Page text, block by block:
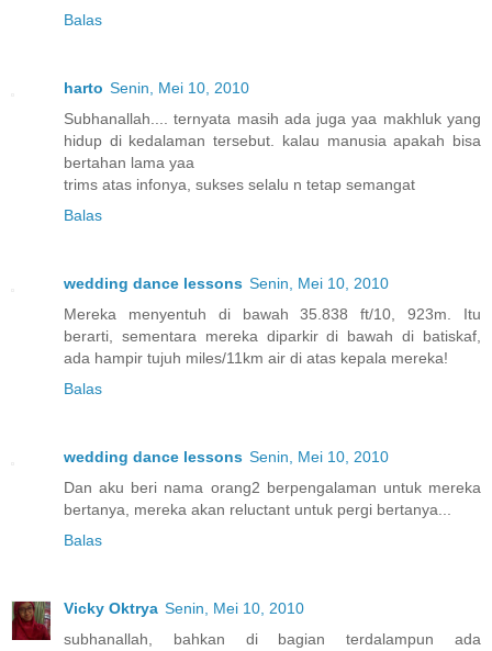
Balas
harto Senin, Mei 10, 2010
Subhanallah.... ternyata masih ada juga yaa makhluk yang
hidup di kedalaman tersebut. kalau manusia apakah bisa
bertahan lama yaa
trims atas infonya, sukses selalu n tetap semangat
Balas
wedding dance lessons Senin, Mei 10, 2010
Mereka menyentuh di bawah 35.838 ft/10, 923m. Itu
berarti, sementara mereka diparkir di bawah di batiskaf,
ada hampir tujuh miles/11km air di atas kepala mereka!
Balas
wedding dance lessons Senin, Mei 10, 2010
Dan aku beri nama orang2 berpengalaman untuk mereka
bertanya, mereka akan reluctant untuk pergi bertanya...
Balas
Vicky Oktrya Senin, Mei 10, 2010
subhanallah, bahkan di bagian terdalampun ada